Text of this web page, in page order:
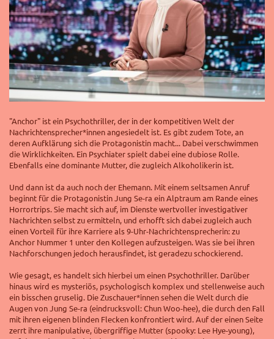
"Anchor" ist ein Psychothriller, der in der kompetitiven Welt der
Nachrichtensprecher*innen angesiedelt ist. Es gibt zudem Tote, an
deren Aufklärung sich die Protagonistin macht... Dabei verschwimmen
die Wirklichkeiten. Ein Psychiater spielt dabei eine dubiose Rolle.
Ebenfalls eine dominante Mutter, die zugleich Alkoholikerin ist.
Und dann ist da auch noch der Ehemann. Mit einem seltsamen Anruf
beginnt für die Protagonistin Jung Se-ra ein Alptraum am Rande eines
Horrortrips. Sie macht sich auf, im Dienste wertvoller investigativer
Nachrichten selbst zu ermitteln, und erhofft sich dabei zugleich auch
einen Vorteil für ihre Karriere als 9-Uhr-Nachrichtensprecherin: zu
Anchor Nummer 1 unter den Kollegen aufzusteigen. Was sie bei ihren
Nachforschungen jedoch herausfindet, ist geradezu schockierend.
Wie gesagt, es handelt sich hierbei um einen Psychothriller. Darüber
hinaus wird es mysteriös, psychologisch komplex und stellenweise auch
ein bisschen gruselig. Die Zuschauer*innen sehen die Welt durch die
Augen von Jung Se-ra (eindrucksvoll: Chun Woo-hee), die durch den Fall
mit ihren eigenen blinden Flecken konfrontiert wird. Auf der einen Seite
zerrt ihre manipulative, übergriffige Mutter (spooky: Lee Hye-young),